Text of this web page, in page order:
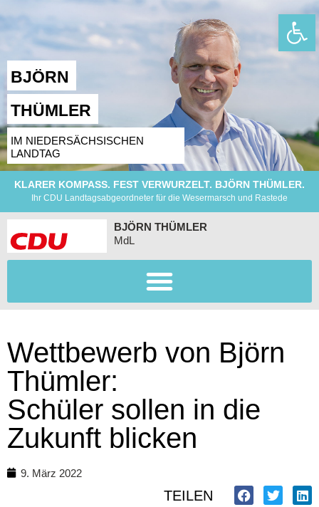
BJÖRN
THÜMLER
IM NIEDERSÄCHSISCHEN
LANDTAG
KLARER KOMPASS. FEST VERWURZELT. BJÖRN THÜMLER.
Ihr CDU Landtagsabgeordneter für die Wesermarsch und Rastede
BJÖRN THÜMLER
MdL
Wettbewerb von Björn
Thümler:
Schüler sollen in die
Zukunft blicken
9. März 2022
TEILEN